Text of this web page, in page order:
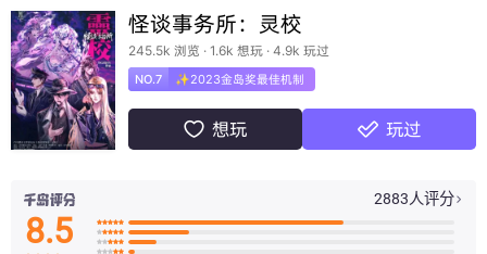
怪谈事务所：灵校
245.5k 浏览 · 1.6k 想玩 · 4.9k 玩过
NO.7 ✨2023金岛奖最佳机制
 想玩  玩过
2883人评分 
8.5 


